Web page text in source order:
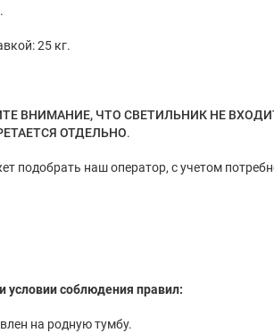
25 кг.
ВНИМАНИЕ, ЧТО СВЕТИЛЬНИК НЕ
ОТДЕЛЬНО.
подобрать наш оператор, с учетом
условии соблюдения правил:
Аквариум установлен на родную тумбу.